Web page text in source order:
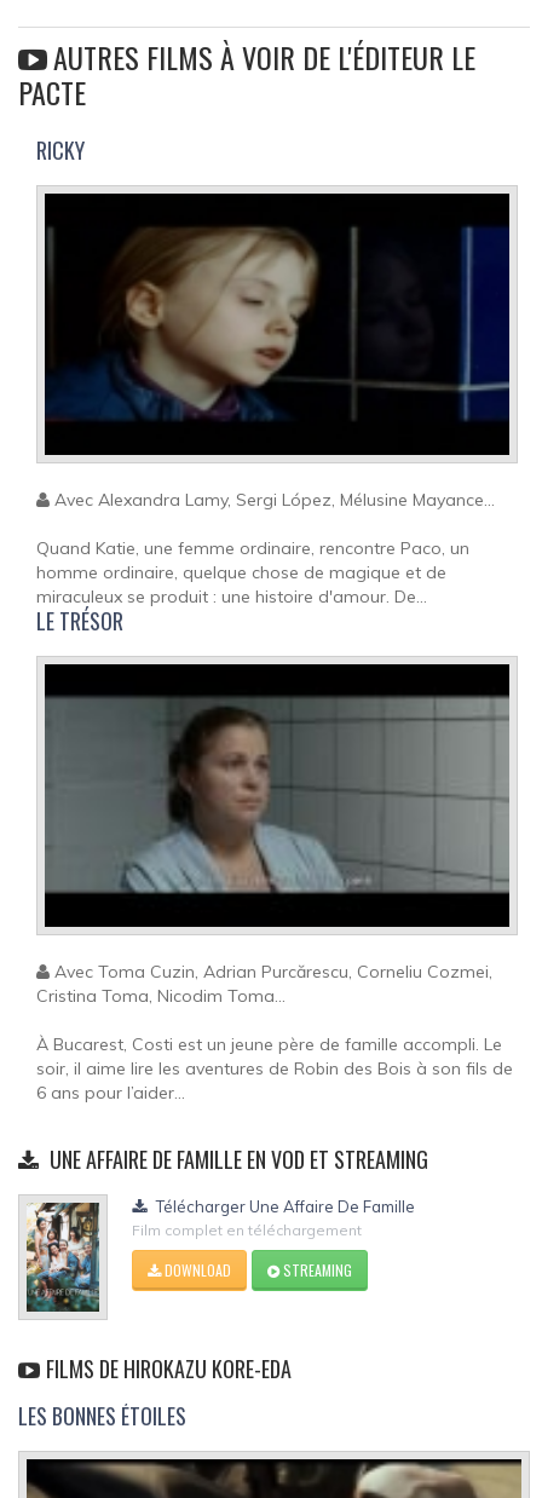
AUTRES FILMS À VOIR DE L'ÉDITEUR LE
PACTE
RICKY
Avec Alexandra Lamy, Sergi López, Mélusine Mayance...
Quand Katie, une femme ordinaire, rencontre Paco, un
homme ordinaire, quelque chose de magique et de
miraculeux se produit : une histoire d'amour. De...
LE TRÉSOR
Avec Toma Cuzin, Adrian Purcărescu, Corneliu Cozmei,
Cristina Toma, Nicodim Toma...
À Bucarest, Costi est un jeune père de famille accompli. Le
soir, il aime lire les aventures de Robin des Bois à son fils de
6 ans pour l’aider...
UNE AFFAIRE DE FAMILLE EN VOD ET STREAMING
Télécharger Une Affaire De Famille
Film complet en téléchargement
DOWNLOAD STREAMING
FILMS DE HIROKAZU KORE-EDA
LES BONNES ÉTOILES